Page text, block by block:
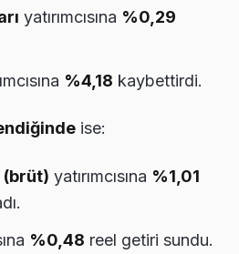
yatırımcısına %0,29
%4,18 kaybettirdi.
ise:
(brüt) yatırımcısına %1,01
%0,48 reel getiri sundu.